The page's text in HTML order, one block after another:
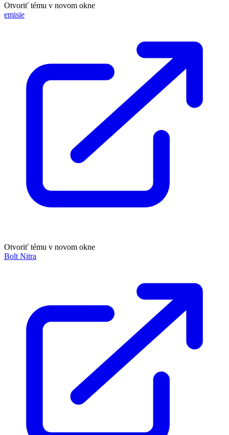
Otvoriť tému v novom okne
emisie
Otvoriť tému v novom okne
Bolt Nitra